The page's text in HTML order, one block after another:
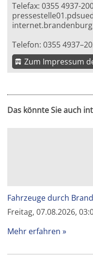
Telefax: 0355 4937-
Telefon: 0355
Zum Impressum
Das könnte Sie auch
Fahrzeuge durch
Freitag, 07.08.2026,
Mehr erfahren